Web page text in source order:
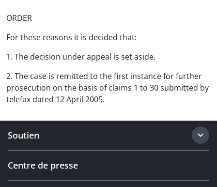
ORDER
For these reasons it is decided that:
1. The decision under appeal is set aside.
2. The case is remitted to the first instance for further
prosecution on the basis of claims 1 to 30 submitted by
telefax dated 12 April 2005.
Soutien
Centre de presse